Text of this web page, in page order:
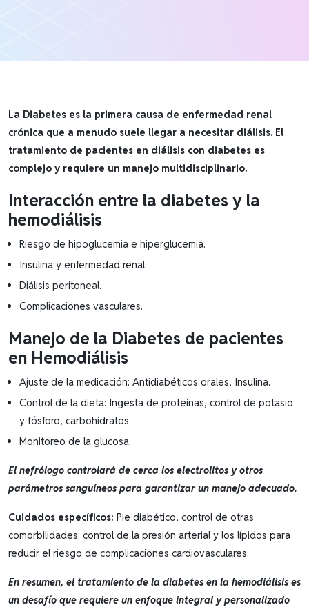
La Diabetes es la primera causa de enfermedad renal
crónica que a menudo suele llegar a necesitar diálisis. El
tratamiento de pacientes en diálisis con diabetes es
complejo y requiere un manejo multidisciplinario.
Interacción entre la diabetes y la
hemodiálisis
Riesgo de hipoglucemia e hiperglucemia.
Insulina y enfermedad renal.
Diálisis peritoneal.
Complicaciones vasculares.
Manejo de la Diabetes de pacientes
en Hemodiálisis
Ajuste de la medicación: Antidiabéticos orales, Insulina.
Control de la dieta: Ingesta de proteínas, control de potasio
y fósforo, carbohidratos.
Monitoreo de la glucosa.
El nefrólogo controlará de cerca los electrolitos y otros
parámetros sanguíneos para garantizar un manejo adecuado.
Cuidados específicos: Pie diabético, control de otras
comorbilidades: control de la presión arterial y los lípidos para
reducir el riesgo de complicaciones cardiovasculares.
En resumen, el tratamiento de la diabetes en la hemodiálisis es
un desafío que requiere un enfoque integral y personalizado